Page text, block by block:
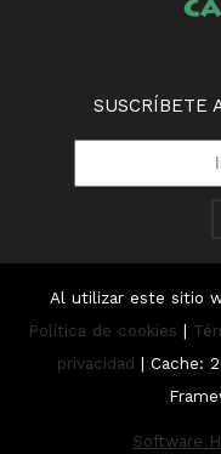
SUSCRÍBETE
Al utilizar este sitio
Política de cookies |
privacidad | Cache:
Software